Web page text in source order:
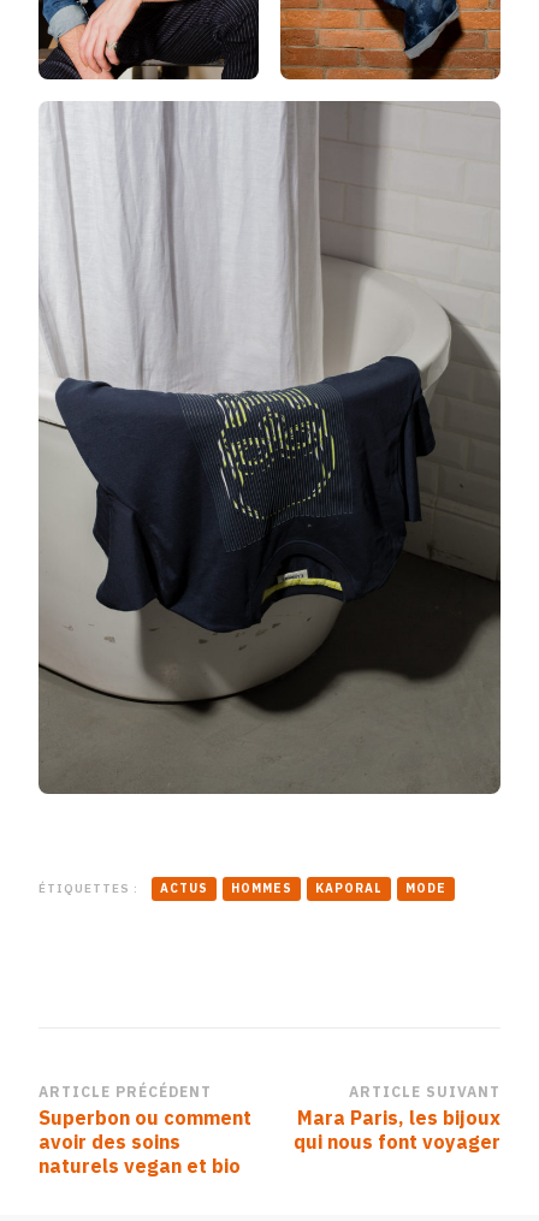
ÉTIQUETTES : ACTUS HOMMES KAPORAL MODE
Navigation
d’article
ARTICLE PRÉCÉDENT
Superbon ou comment
avoir des soins
naturels vegan et bio
ARTICLE SUIVANT
Mara Paris, les bijoux
qui nous font voyager